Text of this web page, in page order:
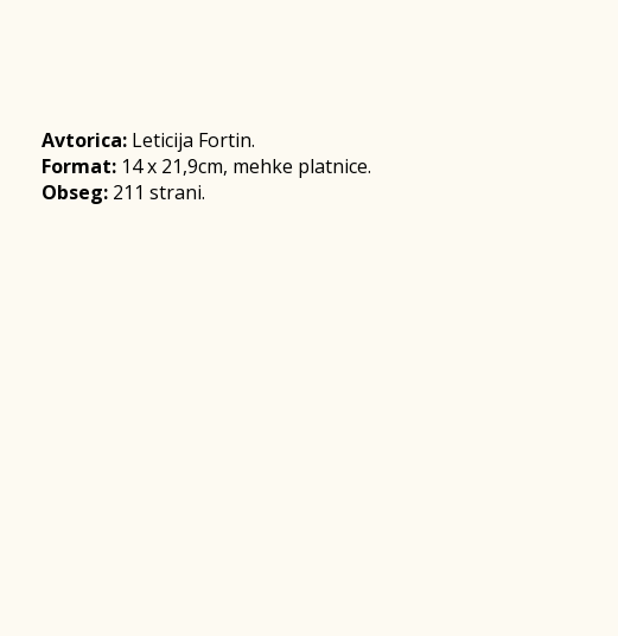
Avtorica: Leticija Fortin.
Format: 14 x 21,9cm, mehke platnice.
Obseg: 211 strani.